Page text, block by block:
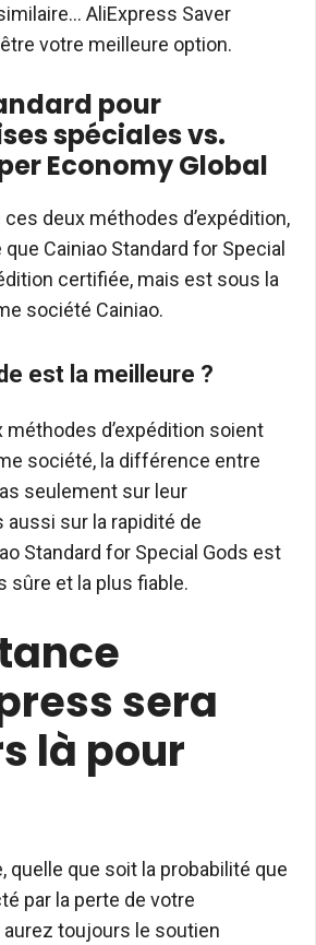
AliExpress Saver
votre meilleure option.
pour
spéciales vs.
Economy Global
deux méthodes d’expédition,
Cainiao Standard for Special
certifiée, mais est sous la
société Cainiao.
est la meilleure ?
méthodes d’expédition soient
société, la différence entre
seulement sur leur
sur la rapidité de
Standard for Special Gods est
sûre et la plus fiable.
sera
là pour
quelle que soit la probabilité que
par la perte de votre
toujours le soutien